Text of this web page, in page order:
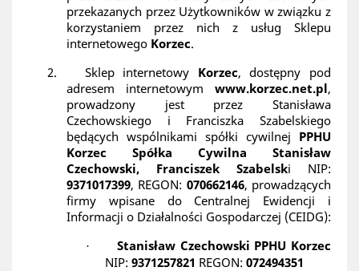
przekazanych przez Użytkowników w związku z
korzystaniem przez nich z usług Sklepu
internetowego Korzec.
2.
Sklep internetowy Korzec, dostępny pod
adresem internetowym www.korzec.net.pl,
prowadzony jest przez Stanisława
Czechowskiego i Franciszka Szabelskiego
będących wspólnikami spółki cywilnej PPHU
Korzec Spółka Cywilna Stanisław
Czechowski, Franciszek Szabelski NIP:
9371017399, REGON: 070662146, prowadzących
firmy wpisane do Centralnej Ewidencji i
Informacji o Działalności Gospodarczej (CEIDG):
·
Stanisław Czechowski PPHU Korzec
NIP: 9371257821 REGON: 072494351